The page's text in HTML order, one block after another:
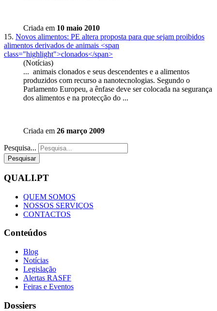
Criada em 10 maio 2010
15. Novos alimentos: PE altera proposta para que sejam proibidos
alimentos derivados de animais <span
class="highlight">clonados</span>
(Notícias)
... animais clonados e seus descendentes e a alimentos
produzidos com recurso a nanotecnologias. Segundo o
Parlamento Europeu, a ênfase deve ser colocada na segurança
dos alimentos e na protecção do ...
Criada em 26 março 2009
Pesquisa...
Pesquisar
QUALI.PT
QUEM SOMOS
NOSSOS SERVIÇOS
CONTACTOS
Conteúdos
Blog
Notícias
Legislação
Alertas RASFF
Feiras e Eventos
Dossiers